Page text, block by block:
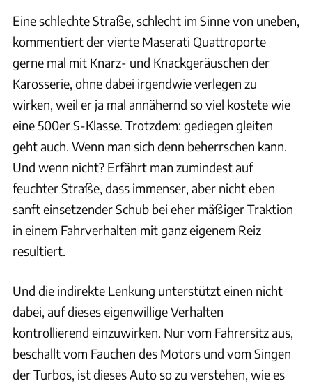
Eine schlechte Straße, schlecht im Sinne von uneben,
kommentiert der vierte Maserati Quattroporte
gerne mal mit Knarz- und Knackgeräuschen der
Karosserie, ohne dabei irgendwie verlegen zu
wirken, weil er ja mal annähernd so viel kostete wie
eine 500er S-Klasse. Trotzdem: gediegen gleiten
geht auch. Wenn man sich denn beherrschen kann.
Und wenn nicht? Erfährt man zumindest auf
feuchter Straße, dass immenser, aber nicht eben
sanft einsetzender Schub bei eher mäßiger Traktion
in einem Fahrverhalten mit ganz eigenem Reiz
resultiert.
Und die indirekte Lenkung unterstützt einen nicht
dabei, auf dieses eigenwillige Verhalten
kontrollierend einzuwirken. Nur vom Fahrersitz aus,
beschallt vom Fauchen des Motors und vom Singen
der Turbos, ist dieses Auto so zu verstehen, wie es